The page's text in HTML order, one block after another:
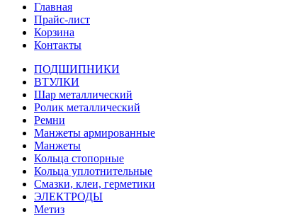
Главная
Прайс-лист
Корзина
Контакты
ПОДШИПНИКИ
ВТУЛКИ
Шар металлический
Ролик металлический
Ремни
Манжеты армированные
Манжеты
Кольца стопорные
Кольца уплотнительные
Смазки, клеи, герметики
ЭЛЕКТРОДЫ
Метиз